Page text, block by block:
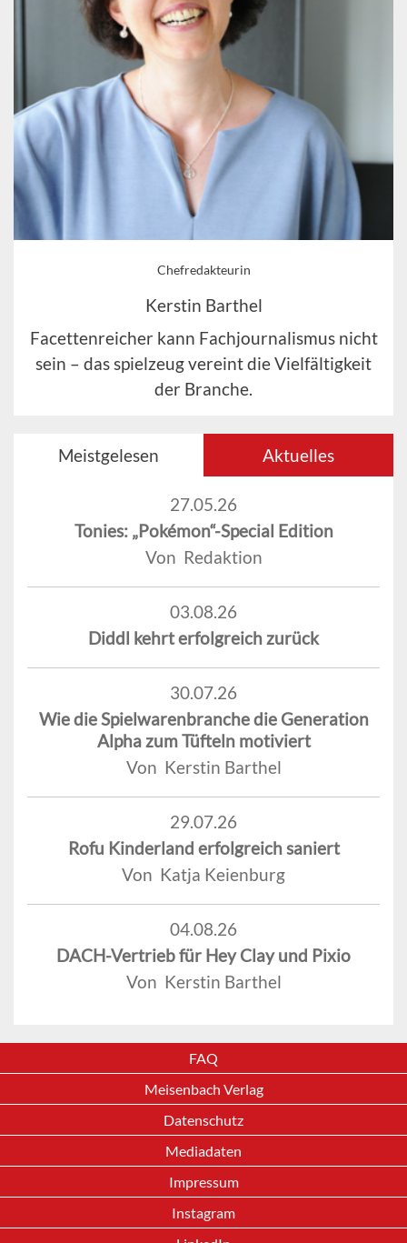
Chefredakteurin
Kerstin Barthel
Facettenreicher kann Fachjournalismus nicht
sein – das spielzeug vereint die Vielfältigkeit
der Branche.
Meistgelesen Aktuelles
27.05.26
Tonies: „Pokémon“-Special Edition
Von Redaktion
03.08.26
Diddl kehrt erfolgreich zurück
30.07.26
Wie die Spielwarenbranche die Generation
Alpha zum Tüfteln motiviert
Von Kerstin Barthel
29.07.26
Rofu Kinderland erfolgreich saniert
Von Katja Keienburg
04.08.26
DACH-Vertrieb für Hey Clay und Pixio
Von Kerstin Barthel
FAQ
Meisenbach Verlag
Datenschutz
Mediadaten
Impressum
Instagram